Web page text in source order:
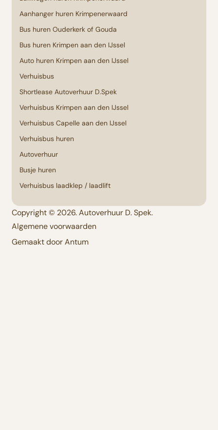
Aanhanger huren Krimpenerwaard
Bus huren Ouderkerk of Gouda
Bus huren Krimpen aan den IJssel
Auto huren Krimpen aan den IJssel
Verhuisbus
Shortlease Autoverhuur D.Spek
Verhuisbus Krimpen aan den IJssel
Verhuisbus Capelle aan den IJssel
Verhuisbus huren
Autoverhuur
Busje huren
Verhuisbus laadklep / laadlift
Copyright © 2026. Autoverhuur D. Spek.
Algemene voorwaarden
Gemaakt door Antum